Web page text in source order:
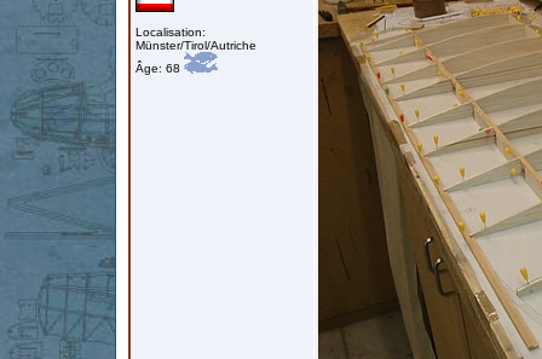
Localisation:
Münster/Tirol/Autriche
Âge: 68